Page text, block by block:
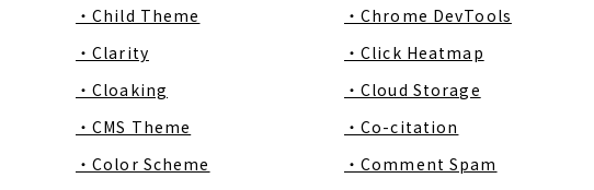
・Child Theme
・Chrome DevTools
・Clarity
・Click Heatmap
・Cloaking
・Cloud Storage
・CMS Theme
・Co-citation
・Color Scheme
・Comment Spam